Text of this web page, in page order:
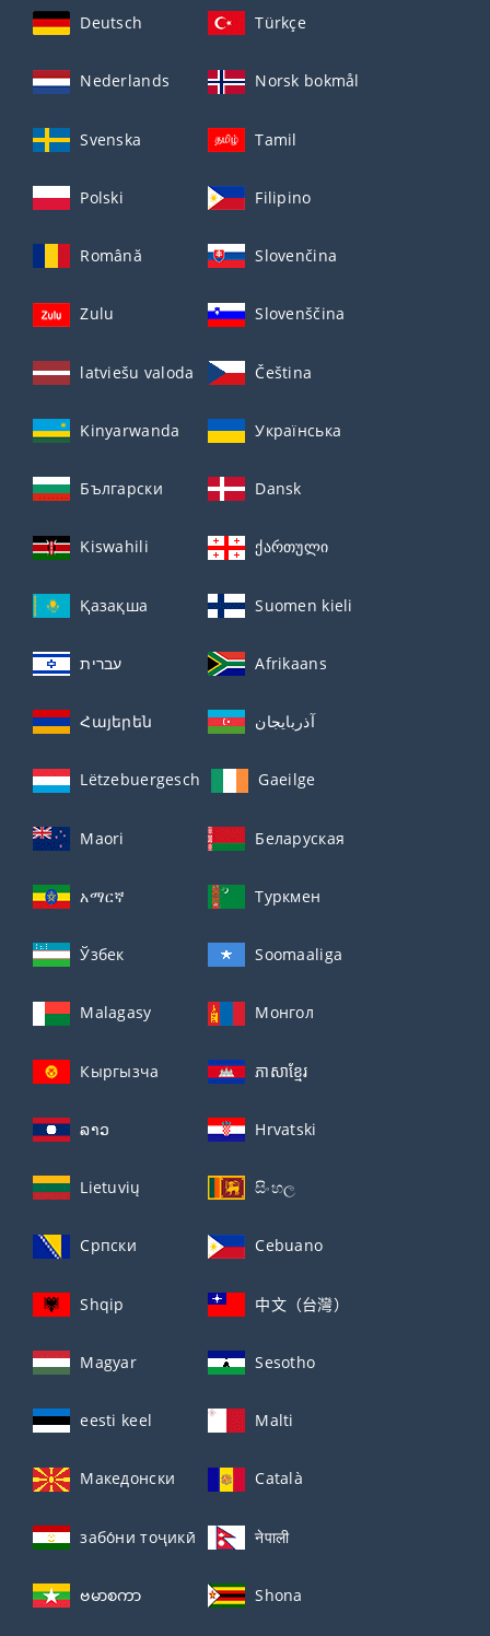
Deutsch Türkçe
Nederlands Norsk bokmål
Svenska Tamil
Polski Filipino
Română Slovenčina
Zulu Slovenščina
latviešu valoda Čeština
Kinyarwanda Українська
Български Dansk
Kiswahili ქართული
Қазақша Suomen kieli
עברית Afrikaans
Հայերեն آذربايجان
Lëtzebuergesch Gaeilge
Maori Беларуская
አማርኛ Туркмен
Ўзбек Soomaaliga
Malagasy Монгол
Кыргызча ភាសាខ្មែរ
ລາວ Hrvatski
Lietuvių සිංහල
Српски Cebuano
Shqip 中文（台灣）
Magyar Sesotho
eesti keel Malti
Македонски Català
забо́ни тоҷикӣ́ नेपाली
ဗမာစကာ Shona